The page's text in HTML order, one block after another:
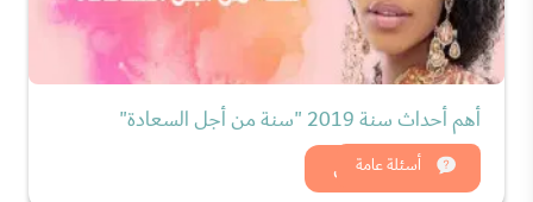
أسئلة عامة
أهم أحداث سنة 2019 "سنة من أجل السعادة"
شاهد الان